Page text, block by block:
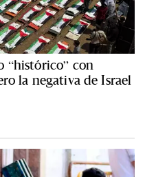
“histórico” con
la negativa de Israel